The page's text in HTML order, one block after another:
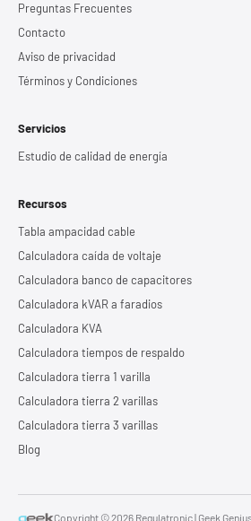
Preguntas Frecuentes
Contacto
Aviso de privacidad
Términos y Condiciones
Servicios
Estudio de calidad de energía
Recursos
Tabla ampacidad cable
Calculadora caída de voltaje
Calculadora banco de capacitores
Calculadora kVAR a faradios
Calculadora KVA
Calculadora tiempos de respaldo
Calculadora tierra 1 varilla
Calculadora tierra 2 varillas
Calculadora tierra 3 varillas
Blog
Copyright © 2026 Regulatronic | Geek